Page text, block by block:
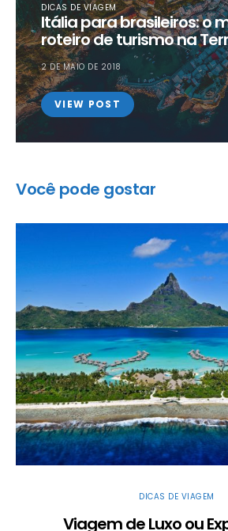
DICAS DE VIAGEM
Itália para brasileiros: o
roteiro de turismo na
2 DE MAIO DE 2018
VIEW POST
Você pode gostar
DICAS DE VIAGEM
Viagem de Luxo ou